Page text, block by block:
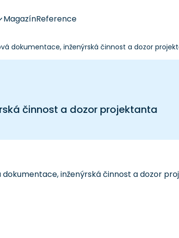
MagazínReference
dokumentace, inženýrská činnost a dozor
činnost a dozor projektanta
inženýrská činnost a dozor